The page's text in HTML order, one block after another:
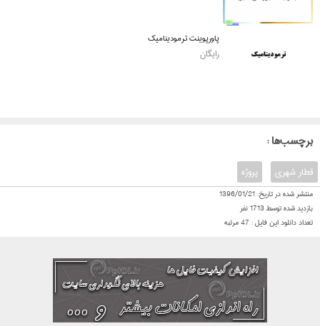
پاورپوینت ترمودینامیک
رایگان
: برچسب‌ها
پروژه قطار شهری
منتشر شده در تاریخ: 1396/01/21
بازدید شده توسط1713نفر
تعداد دانلود این فایل : 47مرتبه